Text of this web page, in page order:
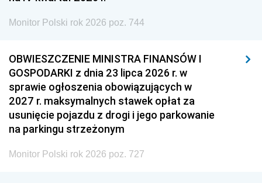
Monitor Polski rok 2026 poz. 744
OBWIESZCZENIE MINISTRA FINANSÓW I
GOSPODARKI z dnia 23 lipca 2026 r. w
sprawie ogłoszenia obowiązujących w
2027 r. maksymalnych stawek opłat za
usunięcie pojazdu z drogi i jego parkowanie
na parkingu strzeżonym
Monitor Polski rok 2026 poz. 727